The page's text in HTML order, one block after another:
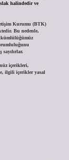
halindedir ve
Kurumu (BTK)
Bu nedenle,
içerikleri,
ilgili içerikler yasal